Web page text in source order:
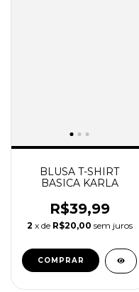
BLUSA T-SHIRT
BASICA KARLA
R$39,99
2 x de R$20,00 sem juros
COMPRAR